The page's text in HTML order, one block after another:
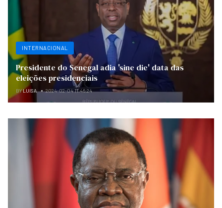
INTERNACIONAL
Presidente do Senegal adia 'sine die' data das
eleições presidenciais
BYLUISA 2024-02-04 11:46:24